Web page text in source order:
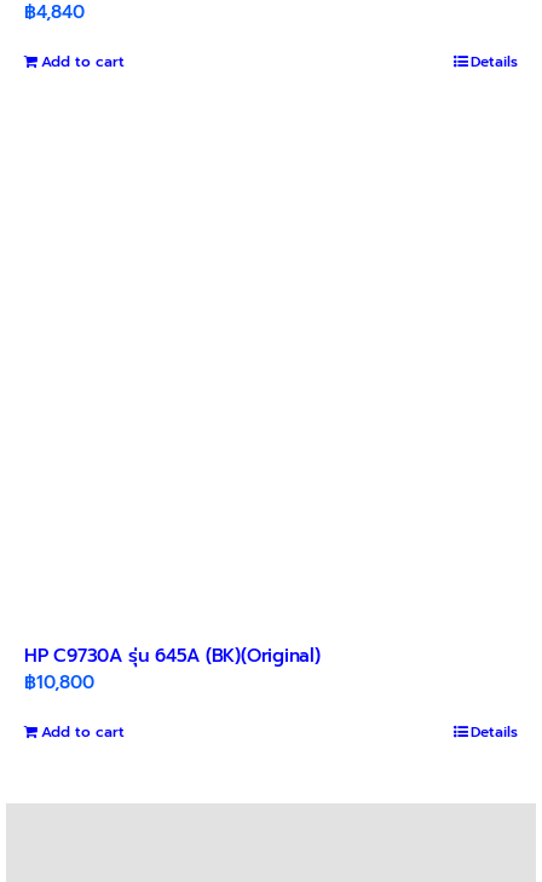
฿4,840
Add to cart Details
HP C9730A รุ่น 645A (BK)(Original)
฿10,800
Add to cart Details